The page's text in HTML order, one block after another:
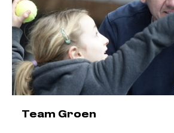
Team Groen